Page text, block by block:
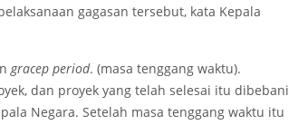
gagasan tersebut, kata Kepala
gracep period. (masa tenggang waktu).
dan proyek yang telah selesai itu dibebani
Negara. Setelah masa tenggang waktu itu